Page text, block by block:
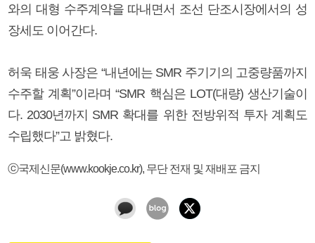
와의 대형 수주계약을 따내면서 조선 단조시장에서의 성
장세도 이어간다.
허욱 태웅 사장은 “내년에는 SMR 주기기의 고중량품까지
수주할 계획”이라며 “SMR 핵심은 LOT(대량) 생산기술이
다. 2030년까지 SMR 확대를 위한 전방위적 투자 계획도
수립했다”고 밝혔다.
ⓒ국제신문(www.kookje.co.kr), 무단 전재 및 재배포 금지